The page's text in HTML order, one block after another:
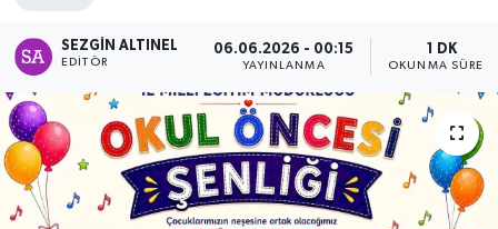
SEZGIN ALTINEL
EDITÖR
06.06.2026 - 00:15
YAYINLANMA
1 DK
OKUNMA SÜRESI